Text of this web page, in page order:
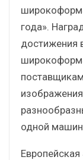
года».
достижения
одной